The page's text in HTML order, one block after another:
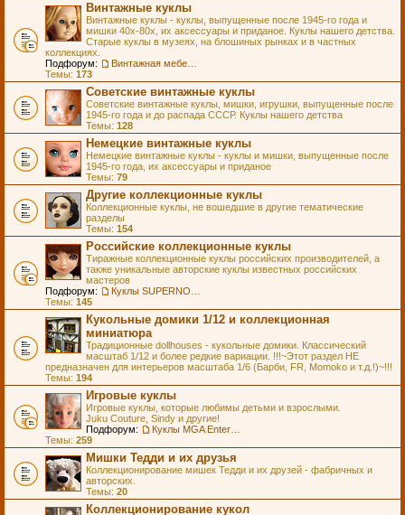
Винтажные куклы
Винтажные куклы - куклы, выпущенные после 1945-го года и
мишки 40х-80х, их аксессуары и приданое. Куклы нашего детства.
Старые куклы в музеях, на блошиных рынках и в частных
коллекциях.
Подфорум:
Темы: 173
Советские винтажные куклы
Советские винтажные куклы, мишки, игрушки, выпущенные после
1945-го года и до распада СССР. Куклы нашего детства
Темы: 128
Немецкие винтажные куклы
Немецкие винтажные куклы - куклы и мишки, выпущенные после
1945-го года, их аксессуары и приданое
Темы: 79
Другие коллекционные куклы
Коллекционные куклы, не вошедшие в другие тематические
разделы
Темы: 154
Российские коллекционные куклы
Тиражные коллекционные куклы российских производителей, а
также уникальные авторские куклы известных российских
мастеров
Подфорум:
Темы: 145
Кукольные домики 1/12 и коллекционная
миниатюра
Традиционные dollhouses - кукольные домики. Классический
масштаб 1/12 и более редкие вариации. !!!~Этот раздел НЕ
предназначен для интерьеров масштаба 1/6 (Барби, FR, Momoko и т.д.!)~!!!
Темы: 194
Игровые куклы
Игровые куклы, которые любимы детьми и взрослыми.
Juku Couture, Sindy и другие!
Подфорум:
Темы: 259
Мишки Тедди и их друзья
Коллекционирование мишек Тедди и их друзей - фабричных и
авторских.
Темы: 20
Коллекционирование кукол